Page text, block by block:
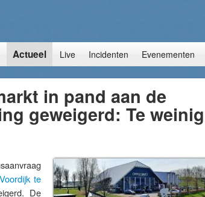
Actueel Live Incidenten Evenementen
in pand aan de
geweigerd: Te weinig
te
De